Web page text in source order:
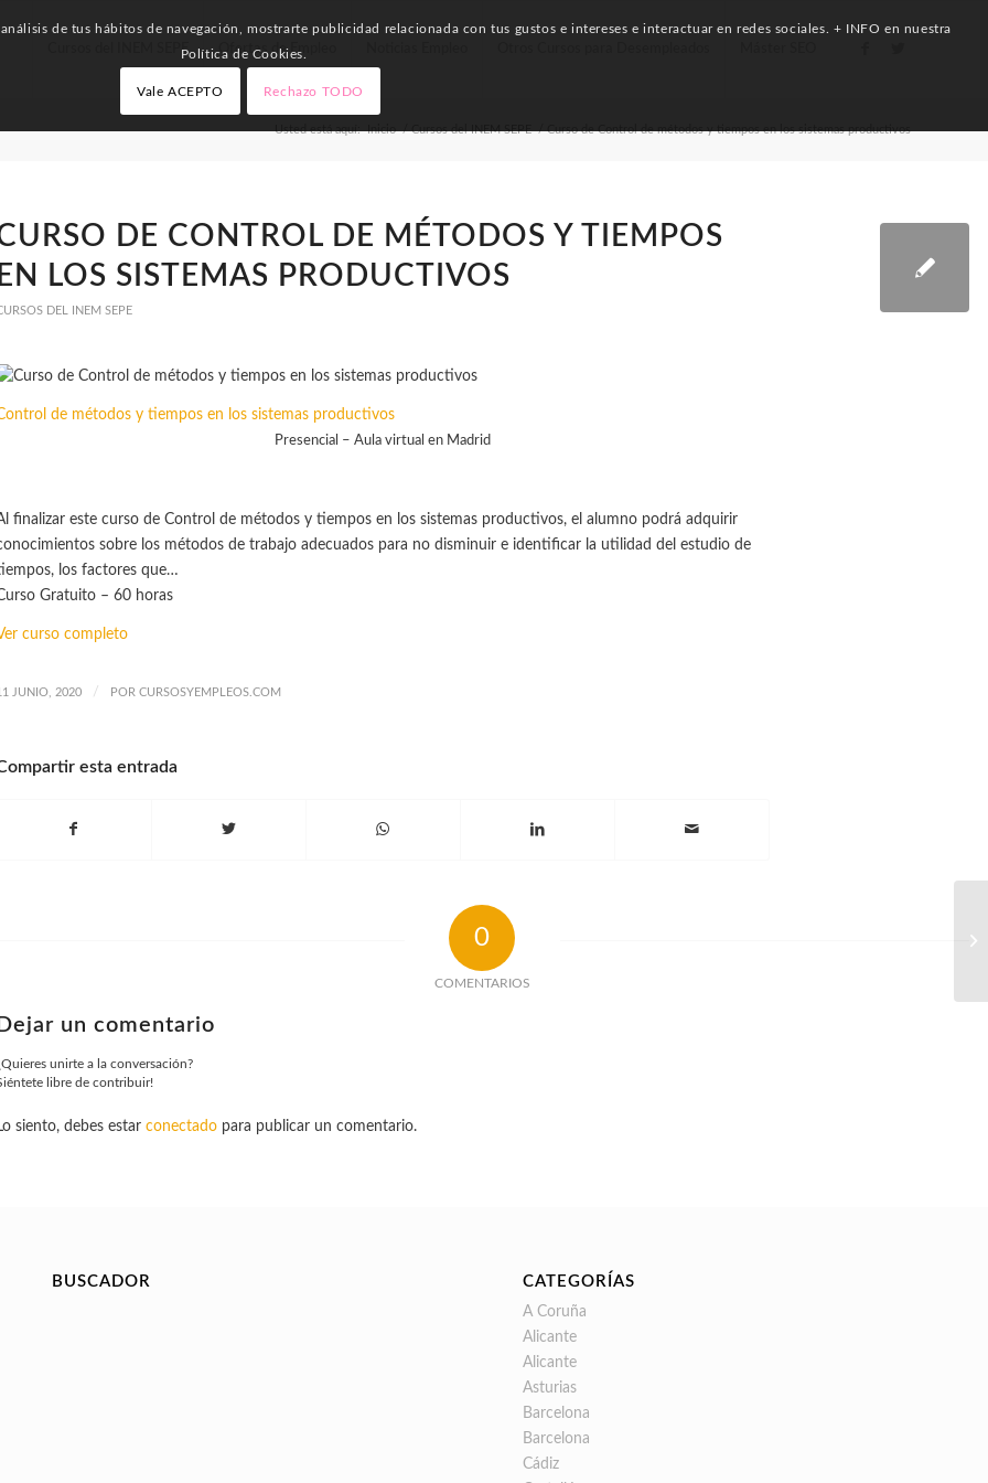
Cursos del INEM SEPE Ofertas de Empleo
Usted está aquí: Inicio / Cursos del INEM SEPE / Curso de Control de métodos y tiempos en los sistemas productivos
DE CONTROL DE MÉTODOS Y TIEMPOS
EN LOS SISTEMAS PRODUCTIVOS
DEL INEM SEPE
de métodos y tiempos en los sistemas productivos
Presencial – Aula virtual en Madrid
finalizar este curso de Control de métodos y tiempos en los sistemas productivos, el alumno podrá adquirir
sobre los métodos de trabajo adecuados para no disminuir e identificar la utilidad del estudio de
los factores que…
Gratuito – 60 horas
curso completo
JUNIO, 2020 / POR CURSOSYEMPLEOS.COM
esta entrada
0
COMENTARIOS
Dejar un comentario
unirte a la conversación?
libre de contribuir!
Lo siento, debes estar conectadopara publicar un comentario.
BUSCADOR CATEGORÍAS
A Coruña
Alicante
Alicante
Asturias
Barcelona
Barcelona
Cádiz
de tus hábitos de navegación, mostrarte publicidad relacionada con tus gustos e intereses e interactuar en redes sociales. + INFO en nuestra
Política de Cookies.
Vale ACEPTO Rechazo TODO